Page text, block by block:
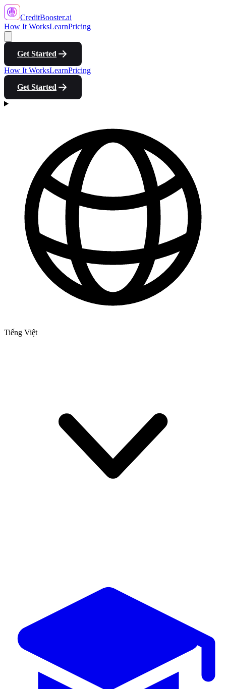
CreditBooster.ai
How It WorksLearnPricing
Get Started
How It WorksLearnPricing
Get Started
Tiếng Việt